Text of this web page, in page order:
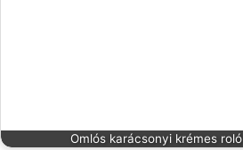
Omlós karácsonyi krémes roló